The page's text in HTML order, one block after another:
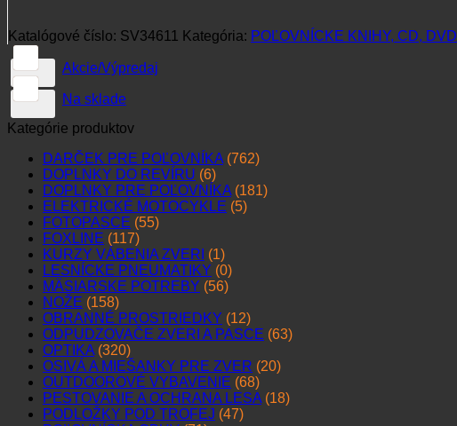
Katalógové číslo: SV34611 Kategória: POĽOVNÍCKE KNIHY, CD, DVD
Akcie/Výpredaj
Na sklade
Kategórie produktov
DARČEK PRE POĽOVNÍKA (762)
DOPLNKY DO REVÍRU (6)
DOPLNKY PRE POĽOVNÍKA (181)
ELEKTRICKÉ MOTOCYKLE (5)
FOTOPASCE (55)
FOXLINE (117)
KURZY VÁBENIA ZVERI (1)
LESNÍCKE PNEUMATIKY (0)
MÄSIARSKE POTREBY (56)
NOŽE (158)
OBRANNÉ PROSTRIEDKY (12)
ODPUDZOVAČE ZVERI A PASCE (63)
OPTIKA (320)
OSIVÁ A MIEŠANKY PRE ZVER (20)
OUTDOOROVÉ VYBAVENIE (68)
PESTOVANIE A OCHRANA LESA (18)
PODLOŽKY POD TROFEJ (47)